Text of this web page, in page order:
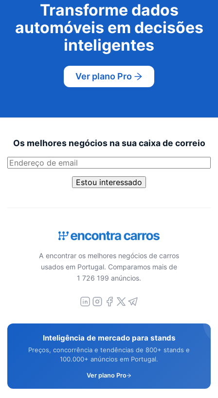
Transforme dados
automóveis em decisões
inteligentes
Ver plano Pro
Os melhores negócios na sua caixa de correio
Estou interessado
A encontrar os melhores negócios de carros
usados em Portugal. Comparamos mais de
1 726 199 anúncios.
Inteligência de mercado para stands
Preços, concorrência e tendências de 800+ stands e
100.000+ anúncios em Portugal.
Ver plano Pro